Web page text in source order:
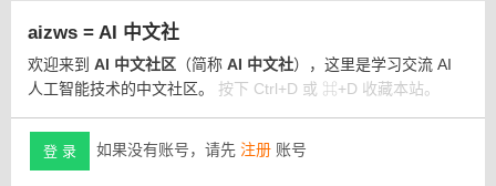
aizws = AI 中文社
欢迎来到 AI 中文社区 （简称 AI 中文社），这里是学习交流 AI
人工智能技术的中文社区。 按下 Ctrl+D 或 ⌘+D 收藏本站。
登 录 如果没有账号，请先 注册 账号